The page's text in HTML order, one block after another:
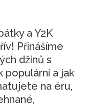
a Y2K
Přinášíme
džínů s
populární a jak
na éru,